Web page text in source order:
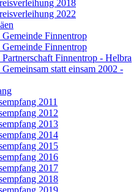
2018
2022
Gemeinde Finnentrop
Gemeinde Finnentrop
Partnerschaft Finnentrop - Helbra
Gemeinsam statt einsam 2002 -
2011
2012
2013
2014
2015
2016
2017
2018
2019